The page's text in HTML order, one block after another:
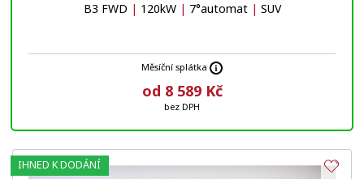
B3 FWD | 120kW | 7°automat | SUV
Měsíční splátka
od 8 589 Kč
bez DPH
IHNED K DODÁNÍ